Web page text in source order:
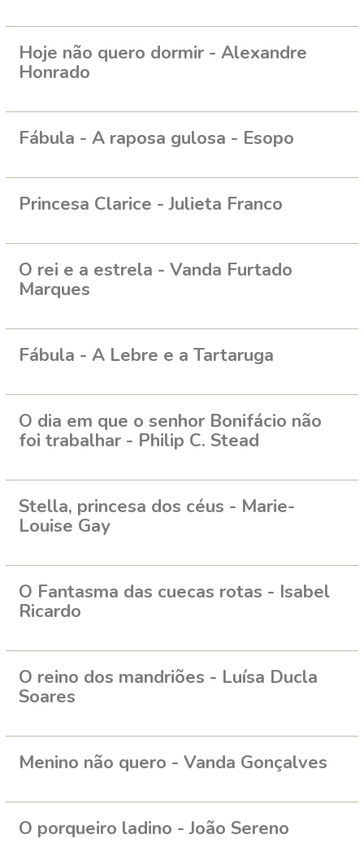
Hoje não quero dormir - Alexandre
Honrado
Fábula - A raposa gulosa - Esopo
Princesa Clarice - Julieta Franco
O rei e a estrela - Vanda Furtado
Marques
Fábula - A Lebre e a Tartaruga
O dia em que o senhor Bonifácio não
foi trabalhar - Philip C. Stead
Stella, princesa dos céus - Marie-
Louise Gay
O Fantasma das cuecas rotas - Isabel
Ricardo
O reino dos mandriões - Luísa Ducla
Soares
Menino não quero - Vanda Gonçalves
O porqueiro ladino - João Sereno